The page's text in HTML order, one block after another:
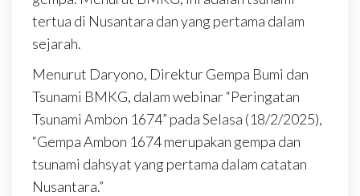
tertua di Nusantara dan yang pertama dalam
sejarah.
Menurut Daryono, Direktur Gempa Bumi dan
Tsunami BMKG, dalam webinar “Peringatan
Tsunami Ambon 1674” pada Selasa (18/2/2025),
“Gempa Ambon 1674 merupakan gempa dan
tsunami dahsyat yang pertama dalam catatan
Nusantara.”